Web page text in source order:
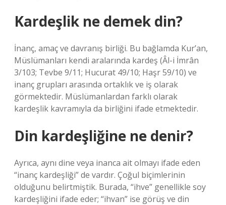
Kardeşlik ne demek din?
İnanç, amaç ve davranış birliği. Bu bağlamda Kur’an,
Müslümanları kendi aralarında kardeş (Âl-i İmrân
3/103; Tevbe 9/11; Hucurat 49/10; Haşr 59/10) ve
inanç grupları arasında ortaklık ve iş olarak
görmektedir. Müslümanlardan farklı olarak
kardeşlik kavramıyla da birliğini ifade etmektedir.
Din kardeşliğine ne denir?
Ayrıca, aynı dine veya inanca ait olmayı ifade eden
“inanç kardeşliği” de vardır. Çoğul biçimlerinin
olduğunu belirtmiştik. Burada, “ihve” genellikle soy
kardeşliğini ifade eder; “ihvan” ise görüş ve din